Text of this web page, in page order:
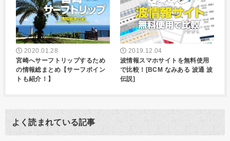
2020.01.28
宮崎へサーフトリップするため
の情報総まとめ【サーフポイン
トも紹介！】
2019.12.04
波情報スマホサイトを無料使用
で比較！[BCM なみある 波通 波
伝説]
よく読まれている記事